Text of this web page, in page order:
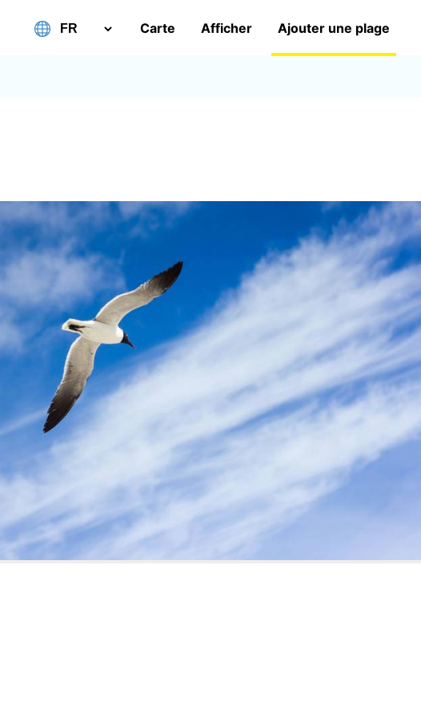
Carte Afficher Ajouter une plage